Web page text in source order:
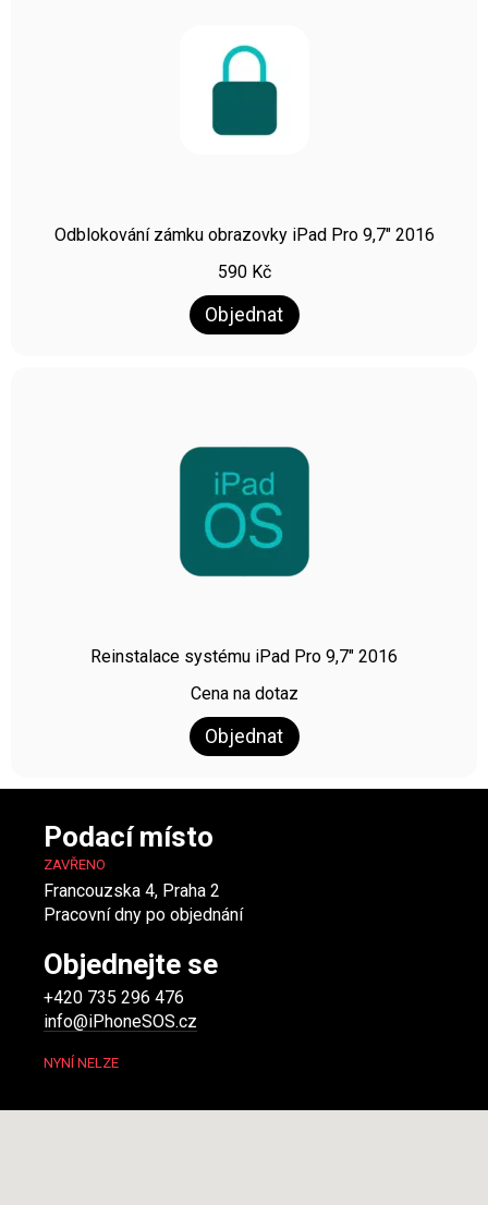
Odblokování zámku obrazovky iPad Pro 9,7″ 2016
590 Kč
Objednat
Reinstalace systému iPad Pro 9,7″ 2016
Cena na dotaz
Objednat
Podací místo
ZAVŘENO
Francouzska 4, Praha 2
Pracovní dny po objednání
Objednejte se
+420 735 296 476
info@iPhoneSOS.cz
NYNÍ NELZE